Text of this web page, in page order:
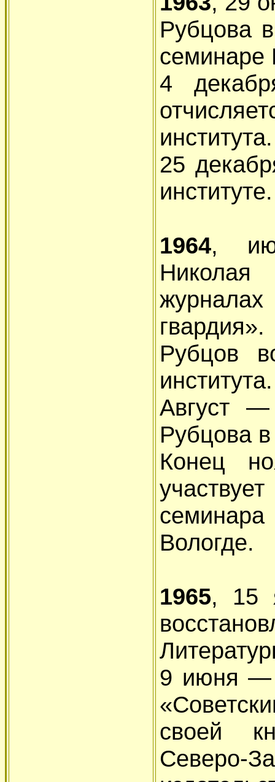
Рубцова
4
института.
25
институте.
1964,
Николая
гвардия».
Рубцов
института.
Август —
Рубцова
Конец
Вологде.
1965, 15
9 июня —
своей